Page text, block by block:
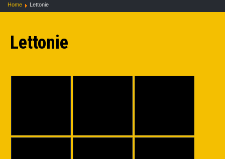
Home Lettonie
Lettonie